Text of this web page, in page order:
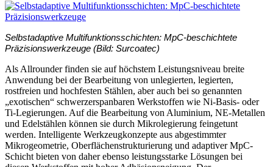
Selbstadaptive Multifunktionsschichten: MpC-beschichtete
Präzisionswerkzeuge (Bild: Surcoatec)
Als Allrounder finden sie auf höchstem Leistungsniveau breite
Anwendung bei der Bearbeitung von unlegierten, legierten,
rostfreien und hochfesten Stählen, aber auch bei so genannten
„exotischen“ schwerzerspanbaren Werkstoffen wie Ni-Basis- oder
Ti-Legierungen. Auf die Bearbeitung von Aluminium, NE-Metallen
und Edelstählen können sie durch Mikrolegierung feingetunt
werden. Intelligente Werkzeugkonzepte aus abgestimmter
Mikrogeometrie, Oberflächenstrukturierung und adaptiver MpC-
Schicht bieten von daher ebenso leistungsstarke Lösungen bei